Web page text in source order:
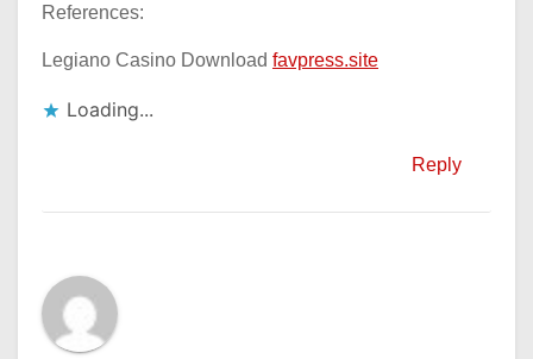
References:
Legiano Casino Download favpress.site
Loading...
Reply